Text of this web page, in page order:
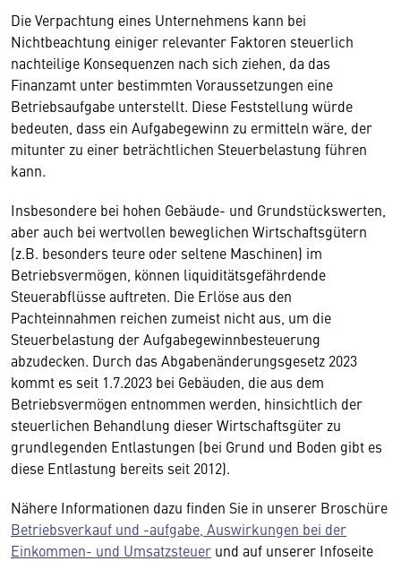
Die Verpachtung eines Unternehmens kann bei
Nichtbeachtung einiger relevanter Faktoren steuerlich
nachteilige Konsequenzen nach sich ziehen, da das
Finanzamt unter bestimmten Voraussetzungen eine
Betriebsaufgabe unterstellt. Diese Feststellung würde
bedeuten, dass ein Aufgabegewinn zu ermitteln wäre, der
mitunter zu einer beträchtlichen Steuerbelastung führen
kann.
Insbesondere bei hohen Gebäude- und Grundstückswerten,
aber auch bei wertvollen beweglichen Wirtschaftsgütern
(z.B. besonders teure oder seltene Maschinen) im
Betriebsvermögen, können liquiditätsgefährdende
Steuerabflüsse auftreten. Die Erlöse aus den
Pachteinnahmen reichen zumeist nicht aus, um die
Steuerbelastung der Aufgabegewinnbesteuerung
abzudecken. Durch das Abgabenänderungsgesetz 2023
kommt es seit 1.7.2023 bei Gebäuden, die aus dem
Betriebsvermögen entnommen werden, hinsichtlich der
steuerlichen Behandlung dieser Wirtschaftsgüter zu
grundlegenden Entlastungen (bei Grund und Boden gibt es
diese Entlastung bereits seit 2012).
Nähere Informationen dazu finden Sie in unserer Broschüre
Betriebsverkauf und -aufgabe, Auswirkungen bei der
Einkommen- und Umsatzsteuer und auf unserer Infoseite